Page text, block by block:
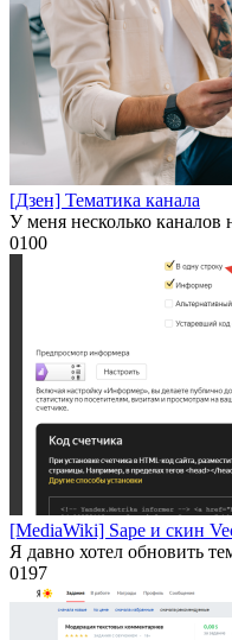
[Дзен] Тематика канала
У меня несколько каналов
0100
[MediaWiki] Sape и скин
Я давно хотел обновить
0197